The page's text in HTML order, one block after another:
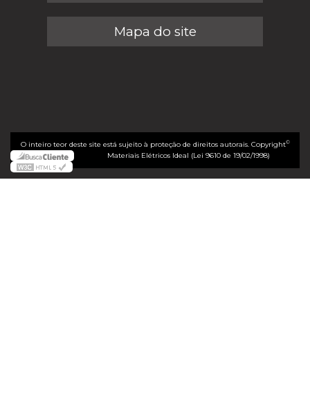
Mapa do site
O inteiro teor deste site está sujeito à proteção de direitos autorais. Copyright©
Materiais Elétricos Ideal (Lei 9610 de 19/02/1998)